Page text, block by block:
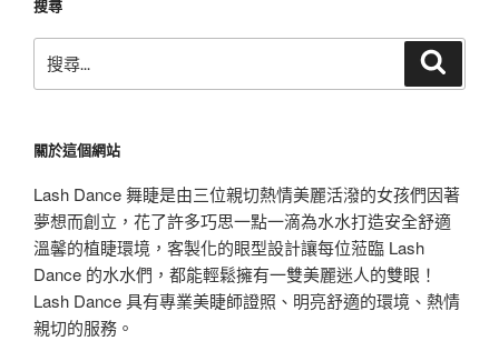
搜尋
尋
字:
關於這個網站
Lash Dance 舞睫是由三位親切熱情美麗活潑的女孩們因著
夢想而創立，花了許多巧思一點一滴為水水打造安全舒適
溫馨的植睫環境，客製化的眼型設計讓每位蒞臨 Lash
Dance 的水水們，都能輕鬆擁有一雙美麗迷人的雙眼！
Lash Dance 具有專業美睫師證照、明亮舒適的環境、熱情
親切的服務。